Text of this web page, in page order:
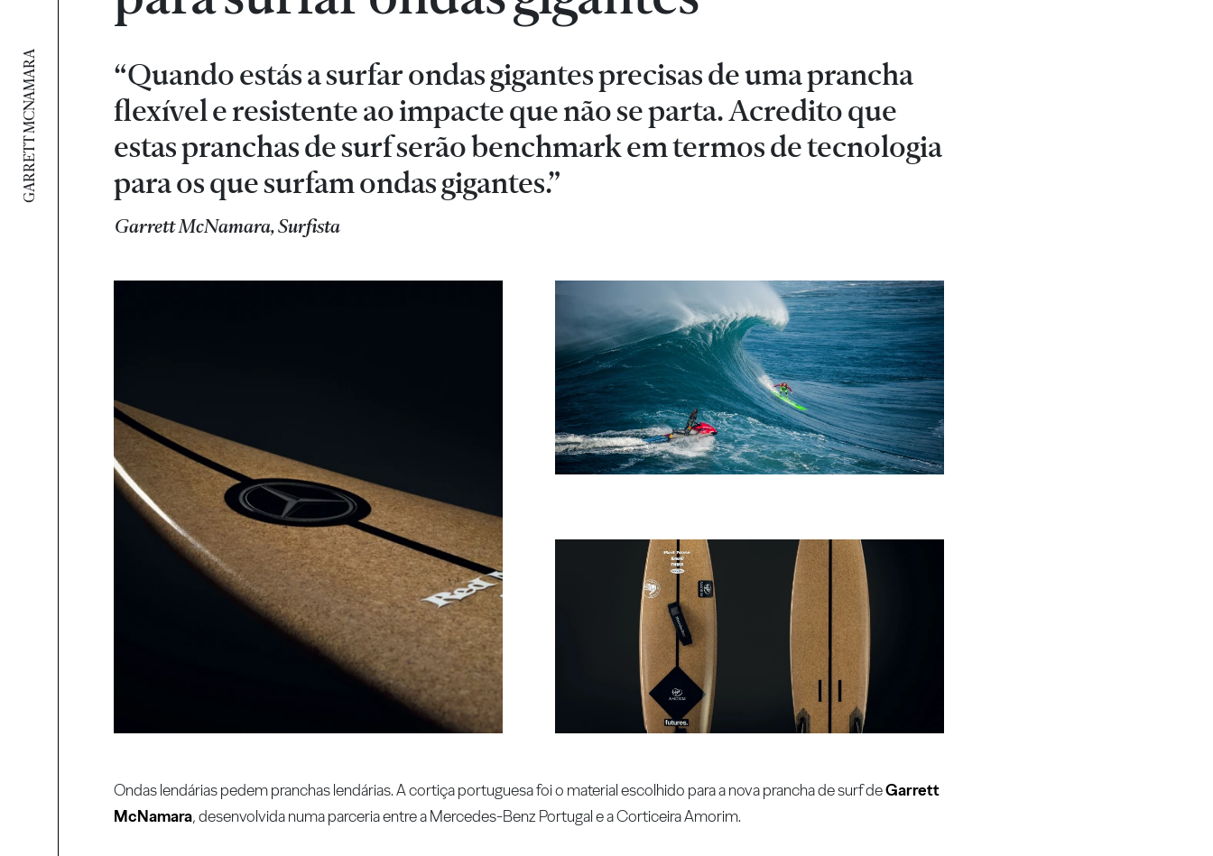
GARRETT MCNAMARA
“Quando estás a surfar ondas gigantes precisas de uma prancha
flexível e resistente ao impacte que não se parta. Acredito que
estas pranchas de surf serão benchmark em termos de tecnologia
para os que surfam ondas gigantes.”
Garrett McNamara, Surfista
Ondas lendárias pedem pranchas lendárias. A cortiça portuguesa foi o material escolhido para a nova prancha de surf deGarrett
McNamara, desenvolvida numa parceria entre a Mercedes-Benz Portugal e a Corticeira Amorim.